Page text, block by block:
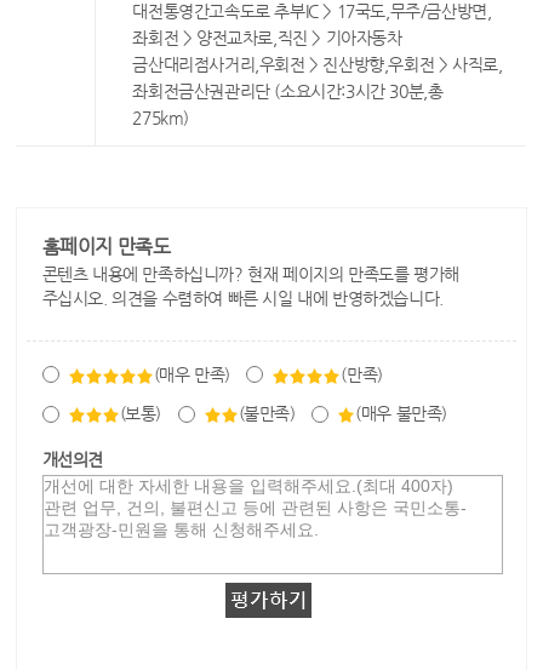
대전통영간고속도로 추부IC > 17국도,무주/금산방면,
좌회전 > 양전교차로,직진 > 기아자동차
금산대리점사거리,우회전 > 진산방향,우회전 > 사직로,
좌회전금산권관리단 (소요시간:3시간 30분,총
275km)
홈페이지 만족도
콘텐츠 내용에 만족하십니까? 현재 페이지의 만족도를 평가해
주십시오. 의견을 수렴하여 빠른 시일 내에 반영하겠습니다.
(매우 만족) (만족)
(보통) (불만족) (매우 불만족)
개선의견